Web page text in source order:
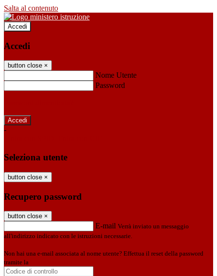
Salta al contenuto
Accedi
Accedi
button close ×
Nome Utente
Password
-
Seleziona utente
button close ×
Recupero password
button close ×
E-mail Verrà inviato un messaggio
all'indirizzo indicato con le istruzioni necessarie.
Non hai una e-mail associata al nome utente? Effettua il reset della password
tramite la